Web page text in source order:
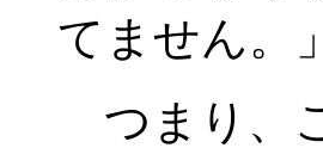
てません。
つまり、